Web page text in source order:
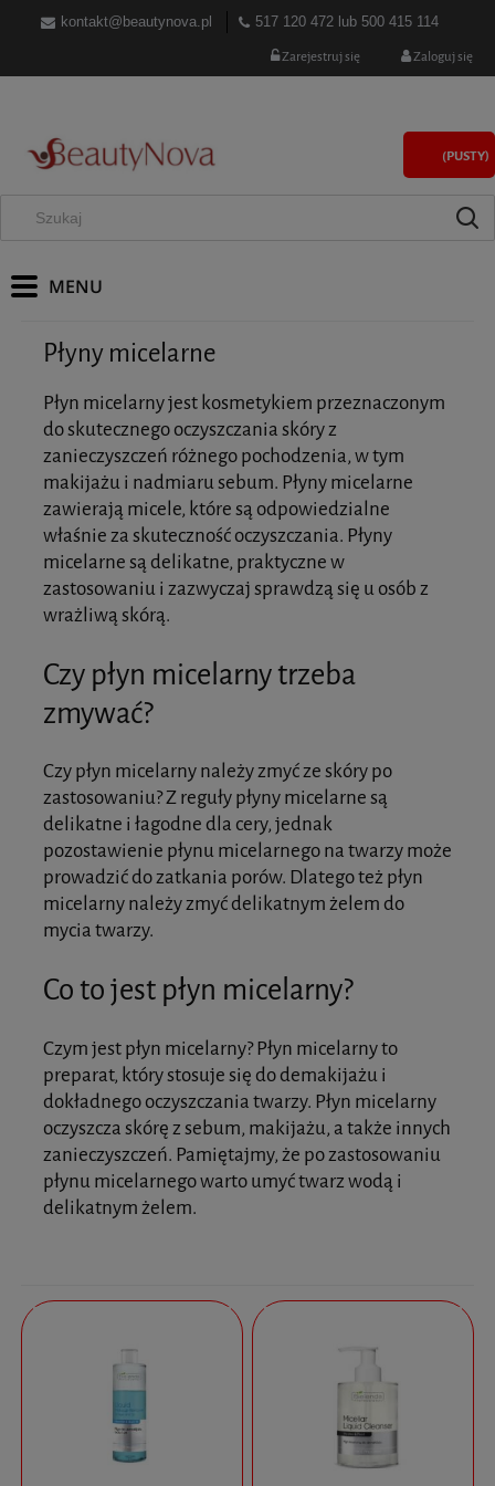
kontakt@beautynova.pl 517 120 472 lub 500 415 114
Zarejestruj się Zaloguj się
(PUSTY)
Płyny micelarne
Płyn micelarny jest kosmetykiem przeznaczonym
do skutecznego oczyszczania skóry z
zanieczyszczeń różnego pochodzenia, w tym
makijażu i nadmiaru sebum. Płyny micelarne
zawierają micele, które są odpowiedzialne
właśnie za skuteczność oczyszczania. Płyny
micelarne są delikatne, praktyczne w
zastosowaniu i zazwyczaj sprawdzą się u osób z
wrażliwą skórą.
Czy płyn micelarny trzeba
zmywać?
Czy płyn micelarny należy zmyć ze skóry po
zastosowaniu? Z reguły płyny micelarne są
delikatne i łagodne dla cery, jednak
pozostawienie płynu micelarnego na twarzy może
prowadzić do zatkania porów. Dlatego też płyn
micelarny należy zmyć delikatnym żelem do
mycia twarzy.
Co to jest płyn micelarny?
Czym jest płyn micelarny? Płyn micelarny to
preparat, który stosuje się do demakijażu i
dokładnego oczyszczania twarzy. Płyn micelarny
oczyszcza skórę z sebum, makijażu, a także innych
zanieczyszczeń. Pamiętajmy, że po zastosowaniu
płynu micelarnego warto umyć twarz wodą i
delikatnym żelem.